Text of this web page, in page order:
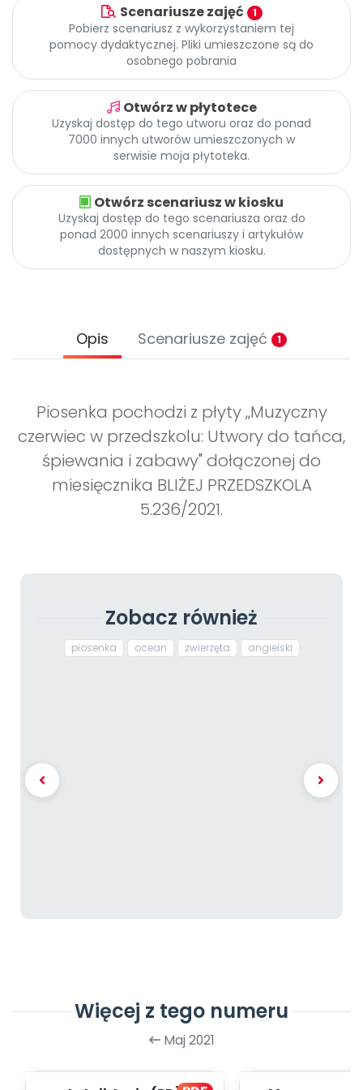
Pomoc
Promocje Scenariusze zajęć 1
Pobierz scenariusz z wykorzystaniem tej
pomocy dydaktycznej. Pliki umieszczone są do
osobnego pobrania
Otwórz w płytotece
Uzyskaj dostęp do tego utworu oraz do ponad
7000 innych utworów umieszczonych w
serwisie moja płytoteka.
Otwórz scenariusz w kiosku
Uzyskaj dostęp do tego scenariusza oraz do
ponad 2000 innych scenariuszy i artykułów
dostępnych w naszym kiosku.
Opis Scenariusze zajęć 1
Piosenka pochodzi z płyty „Muzyczny
czerwiec w przedszkolu: Utwory do tańca,
śpiewania i zabawy" dołączonej do
miesięcznika BLIŻEJ PRZEDSZKOLA
5.236/2021.
Zobacz również
piosenka ocean zwierzęta angielski
Więcej z tego numeru
Maj 2021